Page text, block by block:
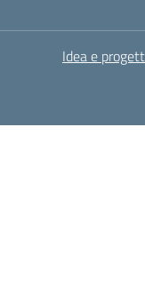
Idea e